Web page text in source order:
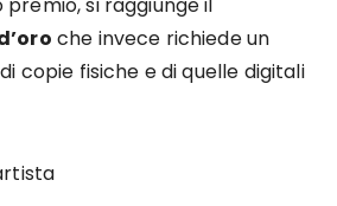
che invece richiede un
copie fisiche e di quelle digitali